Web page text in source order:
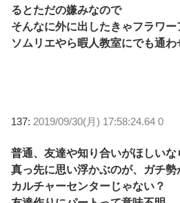
るとただの嫌みなので
そんなに外に出したきゃフラワ
ソムリエやら暇人教室にでも通わ
137: 2019/09/30(月) 17:58:24.64 0
普通、友達や知り合いがほしいな
真っ先に思い浮かぶのが、ガチ
カルチャーセンターじゃない？